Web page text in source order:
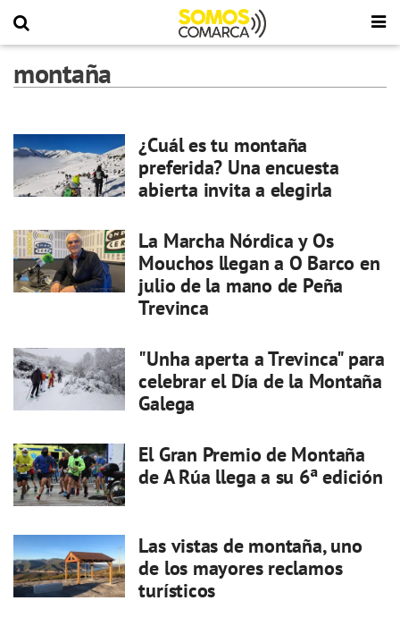
montaña
¿Cuál es tu montaña
preferida? Una encuesta
abierta invita a elegirla
La Marcha Nórdica y Os
Mouchos llegan a O Barco en
julio de la mano de Peña
Trevinca
"Unha aperta a Trevinca" para
celebrar el Día de la Montaña
Galega
El Gran Premio de Montaña
de A Rúa llega a su 6ª edición
Las vistas de montaña, uno
de los mayores reclamos
turísticos